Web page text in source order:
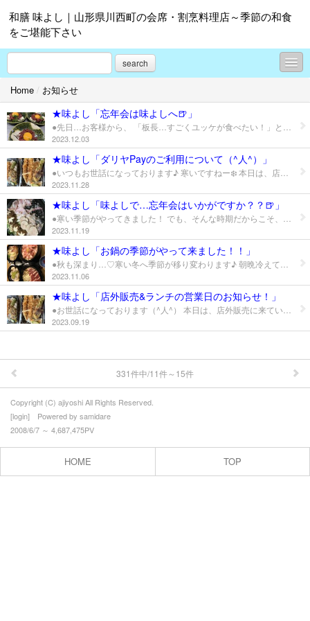
和膳 味よし｜山形県川西町の会席・割烹料理店～季節の和食
をご堪能下さい
search
お知らせ
週替わりランチ
お料理のご紹介
おすすめのお酒・お飲み物
コース料理
女将日記
味よしムービー
プロフィール
お問合せ
Home / お知らせ
★味よし「忘年会は味よしへ🍺」
2023.12.03
★味よし「ダリヤPayのご利用について（^人^）」
2023.11.28
★味よし「味よしで…忘年会はいかがですか？？🍺」
2023.11.19
★味よし「お鍋の季節がやって来ました！！」
2023.11.06
★味よし「店外販売&ランチの営業日のお知らせ！」
2023.09.19
331件中/11件～15件
Copyright (C) ajiyoshi All Rights Reserved.
[login] Powered by samidare
2008/6/7 ～ 4,687,475PV
HOME TOP